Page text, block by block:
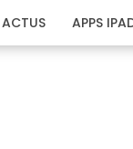
ACTUS APPS